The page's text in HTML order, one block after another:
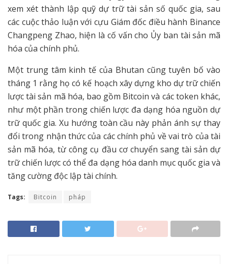
xem xét thành lập quỹ dự trữ tài sản số quốc gia, sau
các cuộc thảo luận với cựu Giám đốc điều hành Binance
Changpeng Zhao, hiện là cố vấn cho Ủy ban tài sản mã
hóa của chính phủ.
Một trung tâm kinh tế của Bhutan cũng tuyên bố vào
tháng 1 rằng họ có kế hoạch xây dựng kho dự trữ chiến
lược tài sản mã hóa, bao gồm Bitcoin và các token khác,
như một phần trong chiến lược đa dạng hóa nguồn dự
trữ quốc gia. Xu hướng toàn cầu này phản ánh sự thay
đổi trong nhận thức của các chính phủ về vai trò của tài
sản mã hóa, từ công cụ đầu cơ chuyển sang tài sản dự
trữ chiến lược có thể đa dạng hóa danh mục quốc gia và
tăng cường độc lập tài chính.
Tags: Bitcoin pháp